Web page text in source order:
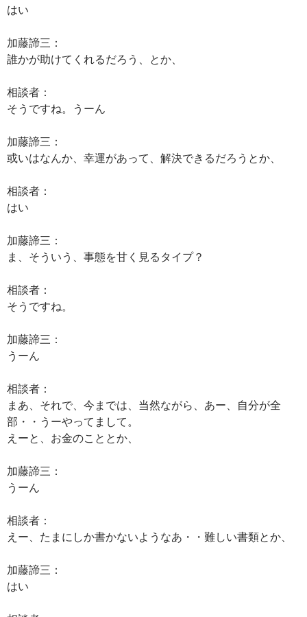
はい
加藤諦三：
誰かが助けてくれるだろう、とか、
相談者：
そうですね。うーん
加藤諦三：
或いはなんか、幸運があって、解決できるだろうとか、
相談者：
はい
加藤諦三：
ま、そういう、事態を甘く見るタイプ？
相談者：
そうですね。
加藤諦三：
うーん
相談者：
まあ、それで、今までは、当然ながら、あー、自分が全
部・・うーやってまして。
えーと、お金のこととか、
加藤諦三：
うーん
相談者：
えー、たまにしか書かないようなあ・・難しい書類とか、
加藤諦三：
はい